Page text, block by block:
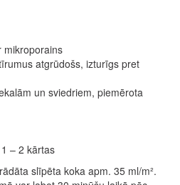
mikroporains
atgrūdošs, izturīgs pret
un sviedriem, piemērota
– 2 kārtas
slīpēta koka apm. 35 ml/m².